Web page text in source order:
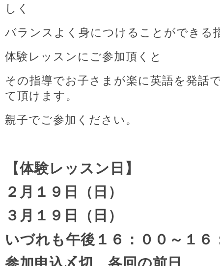
しく
バランスよく身につけることができる
体験レッスンにご参加頂くと
その指導でお子さまが楽に英語を発話
て頂けます。
親子でご参加ください。
【体験レッスン日】
２月１９日（日）
３月１９日（日）
いづれも午後１６：００～１６
参加申込〆切 各回の前日